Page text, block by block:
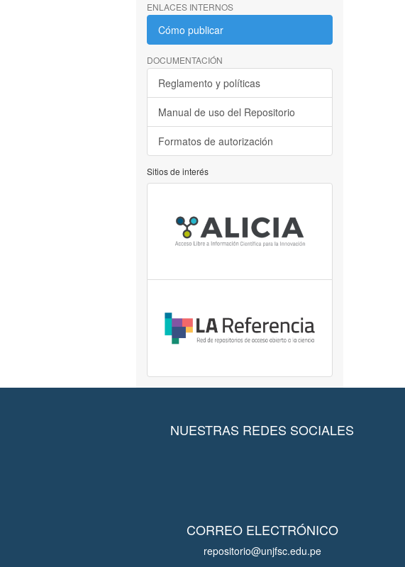
ENLACES INTERNOS
Cómo publicar
DOCUMENTACIÓN
Reglamento y políticas
Manual de uso del Repositorio
Formatos de autorización
Sitios de interés
NUESTRAS REDES SOCIALES
CORREO ELECTRÓNICO
repositorio@unjfsc.edu.pe